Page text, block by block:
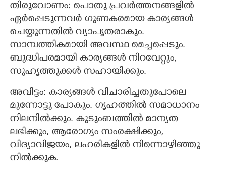
തിരുവോണം: പൊതു പ്രവർത്തനങ്ങളിൽ
ഏർപ്പെടുന്നവർ ഗുണകരമായ കാര്യങ്ങൾ
ചെയ്യുന്നതിൽ വ്യാപൃതരാകും.
സാമ്പത്തികമായി അവസ്ഥ മെച്ചപ്പെടും.
ബുദ്ധിപരമായി കാര്യങ്ങൾ നിറവേറ്റും,
സുഹൃത്തുക്കൾ സഹായിക്കും.
അവിട്ടം: കാര്യങ്ങള്‍ വിചാരിച്ചതുപോലെ
മുന്നോട്ടു പോകും. ഗൃഹത്തിൽ സമാധാനം
നിലനിൽക്കും. കുടുംബത്തിൽ മാന്യത
ലഭിക്കും, ആരോഗ്യം സംരക്ഷിക്കും,
വിദ്യാവിജയം, ലഹരികളിൽ നിന്നൊഴിഞ്ഞു
നിൽക്കുക.